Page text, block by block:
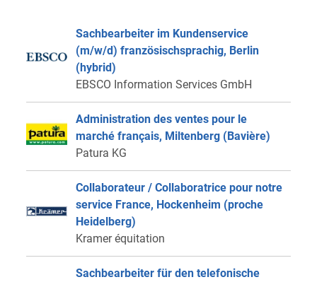
Sachbearbeiter im Kundenservice
(m/w/d) französischsprachig, Berlin
(hybrid)
EBSCO Information Services GmbH
Administration des ventes pour le
marché français, Miltenberg (Bavière)
Patura KG
Collaborateur / Collaboratrice pour notre
service France, Hockenheim (proche
Heidelberg)
Kramer équitation
Sachbearbeiter für den telefonische